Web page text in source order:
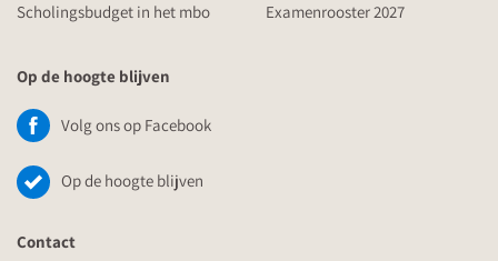
Scholingsbudget in het mbo
Examenrooster 2027
Op de hoogte blijven
Volg ons op Facebook
Op de hoogte blijven
Contact